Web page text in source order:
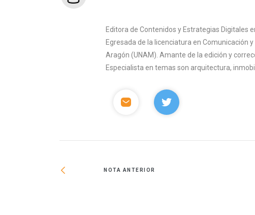
Editora de Contenidos y Estrategias Digitales
Egresada de la licenciatura en Comunicación
Aragón (UNAM). Amante de la edición y
Especialista en temas son arquitectura,
NOTA ANTERIOR